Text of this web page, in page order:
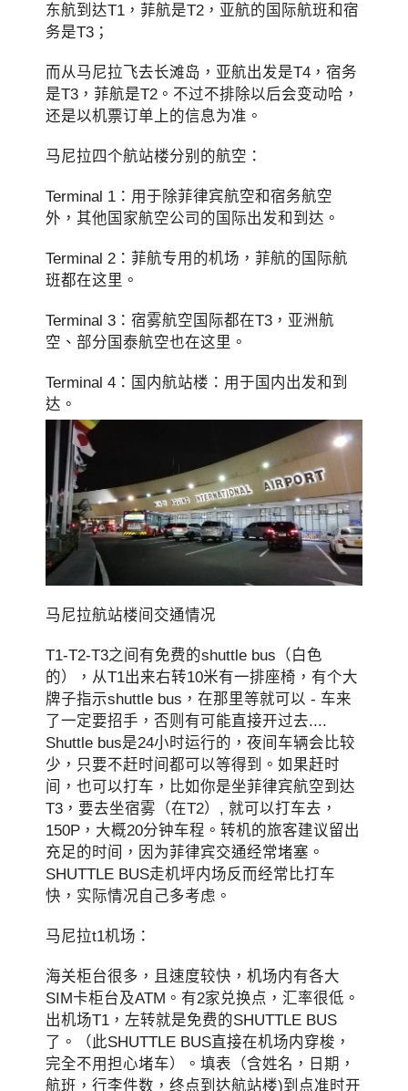
东航到达T1，菲航是T2，亚航的国际航班和宿
务是T3；
而从马尼拉飞去长滩岛，亚航出发是T4，宿务
是T3，菲航是T2。不过不排除以后会变动哈，
还是以机票订单上的信息为准。
马尼拉四个航站楼分别的航空：
Terminal 1：用于除菲律宾航空和宿务航空
外，其他国家航空公司的国际出发和到达。
Terminal 2：菲航专用的机场，菲航的国际航
班都在这里。
Terminal 3：宿雾航空国际都在T3，亚洲航
空、部分国泰航空也在这里。
Terminal 4：国内航站楼：用于国内出发和到
达。
马尼拉航站楼间交通情况
T1-T2-T3之间有免费的shuttle bus（白色
的），从T1出来右转10米有一排座椅，有个大
牌子指示shuttle bus，在那里等就可以 - 车来
了一定要招手，否则有可能直接开过去....
Shuttle bus是24小时运行的，夜间车辆会比较
少，只要不赶时间都可以等得到。如果赶时
间，也可以打车，比如你是坐菲律宾航空到达
T3，要去坐宿雾（在T2）, 就可以打车去，
150P，大概20分钟车程。转机的旅客建议留出
充足的时间，因为菲律宾交通经常堵塞。
SHUTTLE BUS走机坪内场反而经常比打车
快，实际情况自己多考虑。
马尼拉t1机场：
海关柜台很多，且速度较快，机场内有各大
SIM卡柜台及ATM。有2家兑换点，汇率很低。
出机场T1，左转就是免费的SHUTTLE BUS
了。（此SHUTTLE BUS直接在机场内穿梭，
完全不用担心堵车）。填表（含姓名，日期，
航班，行李件数，终点到达航站楼)到点准时开